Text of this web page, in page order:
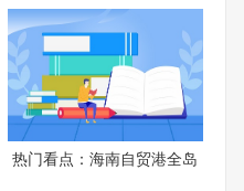
热门看点：海南自贸港全岛